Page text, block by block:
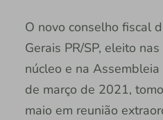
O novo conselho fiscal
Gerais PR/SP, eleito
núcleo e na
de março de 2021,
maio em reunião